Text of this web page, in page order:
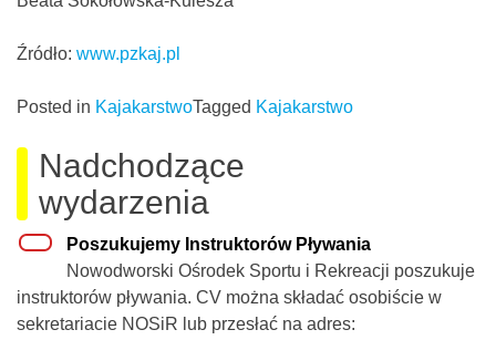
Źródło: www.pzkaj.pl
Posted in KajakarstwoTagged Kajakarstwo
Nadchodzące
wydarzenia
Poszukujemy Instruktorów Pływania
Nowodworski Ośrodek Sportu i Rekreacji poszukuje
instruktorów pływania. CV można składać osobiście w
sekretariacie NOSiR lub przesłać na adres: